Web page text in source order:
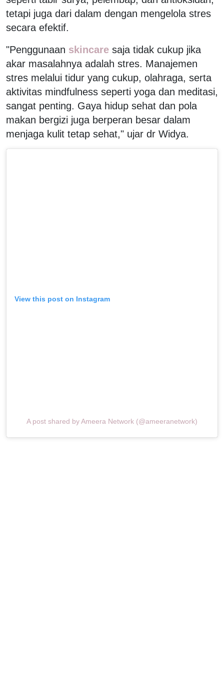
tetapi juga dari dalam dengan mengelola stres
secara efektif.
"Penggunaan skincare saja tidak cukup jika
akar masalahnya adalah stres. Manajemen
stres melalui tidur yang cukup, olahraga, serta
aktivitas mindfulness seperti yoga dan meditasi,
sangat penting. Gaya hidup sehat dan pola
makan bergizi juga berperan besar dalam
menjaga kulit tetap sehat," ujar dr Widya.
View this post on Instagram
A post shared by Ameera Network (@ameeranetwork)